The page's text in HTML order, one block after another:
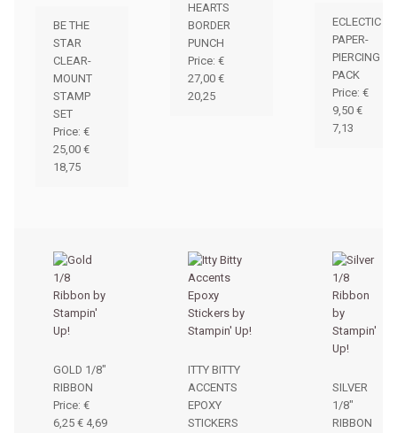
BE THE
STAR
CLEAR-
MOUNT
STAMP
SET
Price:€
25,00 €
18,75
HEARTS
BORDER
PUNCH
Price:€
27,00 €
20,25
ECLECTIC
PAPER-
PIERCING
PACK
Price:€
9,50 €
7,13
GOLD 1/8″
RIBBON
Price:€
6,25 € 4,69
ITTY BITTY
ACCENTS
EPOXY
STICKERS
SILVER
1/8″
RIBBON